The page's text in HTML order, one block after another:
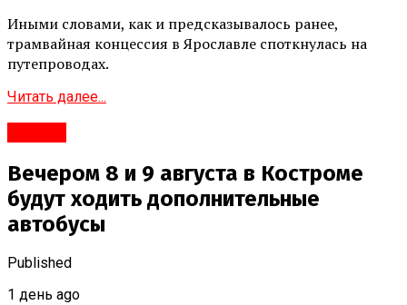
Иными словами, как и предсказывалось ранее,
трамвайная концессия в Ярославле споткнулась на
путепроводах.
Читать далее...
Вечером 8 и 9 августа в Костроме
будут ходить дополнительные
автобусы
Published
1 день ago